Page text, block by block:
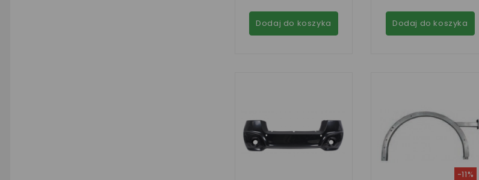
Dodaj do koszyka Dodaj do koszyka
-11%